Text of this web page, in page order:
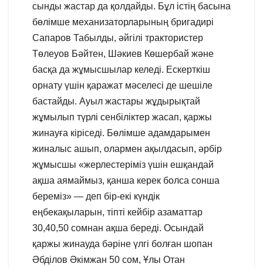
сынды жастар да қолдайды. Бұл істің басына
бөлімше механизаторларының бригадирі
Сапаров Табылды, әйгілі трактористер
Төлеуов Бәйтен, Шәкиев Көшербай және
басқа да жұмысшылар келеді. Ескерткіш
орнату үшін қаражат мәселесі де шешіле
бастайды. Ауыл жастары жұдырықтай
жұмылып түрлі сенбіліктер жасап, қаржы
жинауға кіріседі. Бөлімше адамдарымен
жиналыс ашып, олармен ақылдасып, әрбір
жұмысшы «жерлестеріміз үшін ешқандай
ақша аямаймыз, қанша керек болса сонша
береміз» — деп бір-екі күндік
еңбекақыларын, тіпті кейбір азаматтар
30,40,50 сомнан ақша береді. Осындай
қаржы жинауда бәріне үлгі болған шопан
Әбділов Әкімжан 50 сом, Ұлы Отан